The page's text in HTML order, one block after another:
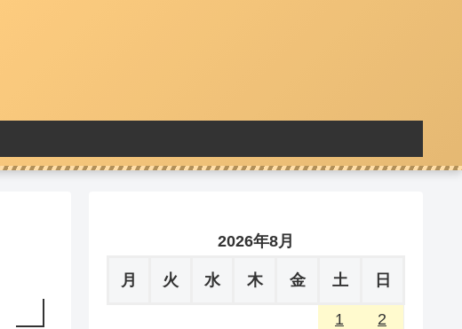
2026年8月
月 火 水 木 金 土 日
1
2